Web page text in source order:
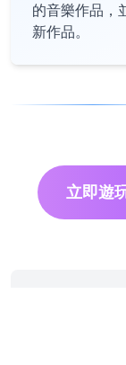
的音樂作品，
新作品。
立即遊